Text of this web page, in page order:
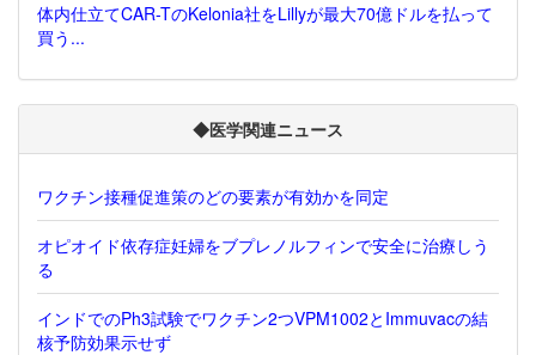
体内仕立てCAR-TのKelonia社をLillyが最大70億ドルを払って
買う...
◆医学関連ニュース
ワクチン接種促進策のどの要素が有効かを同定
オピオイド依存症妊婦をブプレノルフィンで安全に治療しう
る
インドでのPh3試験でワクチン2つVPM1002とImmuvacの結
核予防効果示せず